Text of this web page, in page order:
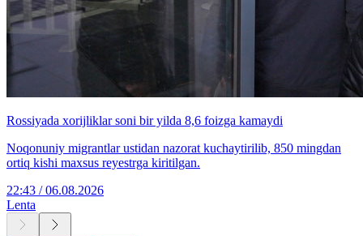
Rossiyada xorijliklar soni bir yilda 8,6 foizga kamaydi
Noqonuniy migrantlar ustidan nazorat kuchaytirilib, 850 mingdan
ortiq kishi maxsus reyestrga kiritilgan.
22:43 / 06.08.2026
Lenta